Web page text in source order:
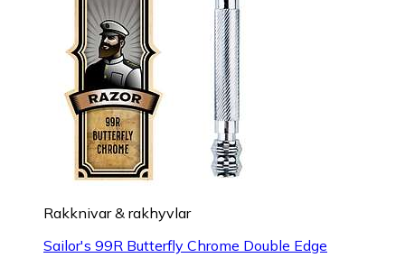
Rakknivar & rakhyvlar
Sailor's 99R Butterfly Chrome Double Edge